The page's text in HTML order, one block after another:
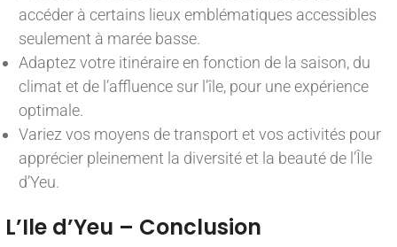
accéder à certains lieux emblématiques accessibles
seulement à marée basse.
Adaptez votre itinéraire en fonction de la saison, du
climat et de l’affluence sur l’île, pour une expérience
optimale.
Variez vos moyens de transport et vos activités pour
apprécier pleinement la diversité et la beauté de l’Île
d’Yeu.
L’Ile d’Yeu – Conclusion